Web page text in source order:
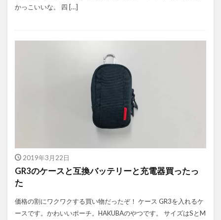
かっこいいな。 四 […]
2019年3月22日
GR3のケースと互換バッテリーと充電器買ったっ
た
価格の割にワクワクする買い物だったぞ！ ケース GR3を入れるケ
ースです。かわいいポーチ。HAKUBAのやつです。 サイズはSとM